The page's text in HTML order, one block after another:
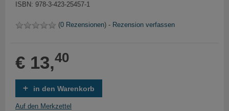
ISBN: 978-3-423-25457-1
(0 Rezensionen) - Rezension verfassen
€ 13,40
in den Warenkorb
Auf den Merkzettel